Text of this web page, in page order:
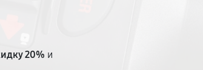
20% и